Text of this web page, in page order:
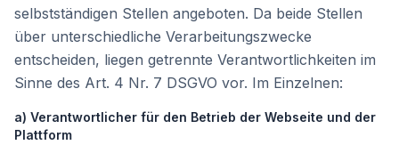
selbstständigen Stellen angeboten. Da beide Stellen
über unterschiedliche Verarbeitungszwecke
entscheiden, liegen getrennte Verantwortlichkeiten im
Sinne des Art. 4 Nr. 7 DSGVO vor. Im Einzelnen:
a) Verantwortlicher für den Betrieb der Webseite und der
Plattform